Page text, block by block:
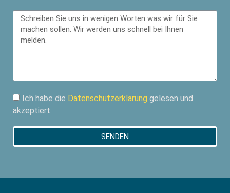
Ich habe die Datenschutzerklärung gelesen und
akzeptiert.
SENDEN